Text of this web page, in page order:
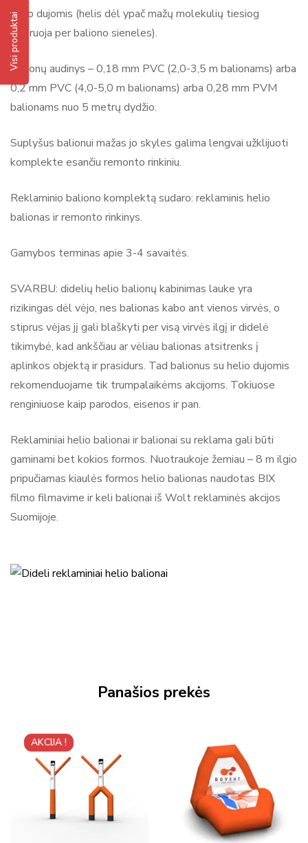
Visi produktai
helio dujomis (helis dėl ypač mažų molekulių tiesiog
išgaruoja per baliono sieneles).
Balionų audinys – 0,18 mm PVC (2,0-3,5 m balionams) arba
0,2 mm PVC (4,0-5,0 m balionams) arba 0,28 mm PVM
balionams nuo 5 metrų dydžio.
Suplyšus balionui mažas jo skyles galima lengvai užklijuoti
komplekte esančiu remonto rinkiniu.
Reklaminio baliono komplektą sudaro: reklaminis helio
balionas ir remonto rinkinys.
Gamybos terminas apie 3-4 savaitės.
SVARBU: didelių helio balionų kabinimas lauke yra
rizikingas dėl vėjo, nes balionas kabo ant vienos virvės, o
stiprus vėjas jį gali blaškyti per visą virvės ilgį ir didelė
tikimybė, kad ankščiau ar vėliau balionas atsitrenks į
aplinkos objektą ir prasidurs. Tad balionus su helio dujomis
rekomenduojame tik trumpalaikėms akcijoms. Tokiuose
renginiuose kaip parodos, eisenos ir pan.
Reklaminiai helio balionai ir balionai su reklama gali būti
gaminami bet kokios formos. Nuotraukoje žemiau – 8 m ilgio
pripučiamas kiaulės formos helio balionas naudotas BIX
filmo filmavime ir keli balionai iš Wolt reklaminės akcijos
Suomijoje.
Panašios prekės
AKCIJA !